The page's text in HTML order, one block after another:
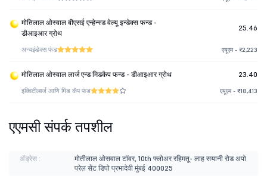
मोतिलाल ओस्वाल बीएसई एन्हेन्स्ड वेल्यू इन्डेक्स फन्ड -
डीआइआर ग्रोथ
25.46
अन्यइंडेक्स फंड एयूएम - ₹2,223
मोतिलाल ओस्वाल लार्ज एन्ड मिडकैप फन्ड - डीआइआर ग्रोथ 23.40
इक्विटीलार्ज आणि मिड कॅप फंड एयूएम - ₹18,413
एएमसी संपर्क तपशील
ॲड्रेस :
मोतीलाल ओसवाल टॉवर, 10th फ्लोअर रहिमतू- लाह सयानी रोड अपो
परेल सेंट डिपो प्रभादेवी मुंबई 400025